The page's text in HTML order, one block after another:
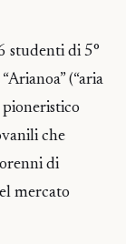
studenti di 5°
(“aria
che
di
mercato